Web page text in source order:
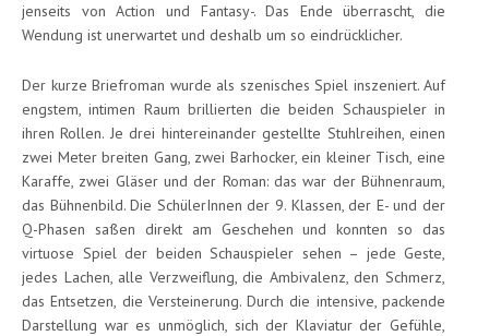
jenseits von Action und Fantasy-. Das Ende überrascht, die
Wendung ist unerwartet und deshalb um so eindrücklicher.
Der kurze Briefroman wurde als szenisches Spiel inszeniert. Auf
engstem, intimen Raum brillierten die beiden Schauspieler in
ihren Rollen. Je drei hintereinander gestellte Stuhlreihen, einen
zwei Meter breiten Gang, zwei Barhocker, ein kleiner Tisch, eine
Karaffe, zwei Gläser und der Roman: das war der Bühnenraum,
das Bühnenbild. Die SchülerInnen der 9. Klassen, der E- und der
Q-Phasen saßen direkt am Geschehen und konnten so das
virtuose Spiel der beiden Schauspieler sehen – jede Geste,
jedes Lachen, alle Verzweiflung, die Ambivalenz, den Schmerz,
das Entsetzen, die Versteinerung. Durch die intensive, packende
Darstellung war es unmöglich, sich der Klaviatur der Gefühle,